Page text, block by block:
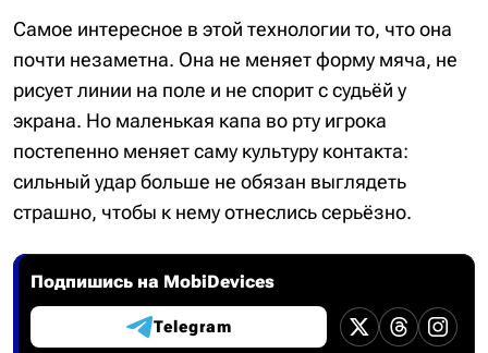
Самое интересное в этой технологии то, что она
почти незаметна. Она не меняет форму мяча, не
рисует линии на поле и не спорит с судьёй у
экрана. Но маленькая капа во рту игрока
постепенно меняет саму культуру контакта:
сильный удар больше не обязан выглядеть
страшно, чтобы к нему отнеслись серьёзно.
Подпишись на MobiDevices
Telegram